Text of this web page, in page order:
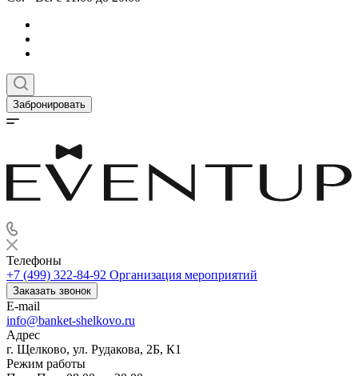
Забронировать
Телефоны
+7 (499) 322-84-92 Организация мероприятий
Заказать звонок
E-mail
info@banket-shelkovo.ru
Адрес
г. Щелково, ул. Рудакова, 2Б, К1
Режим работы